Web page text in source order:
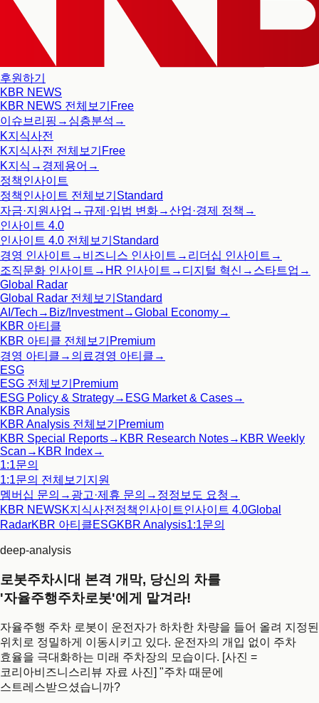
후원하기
KBR NEWS
KBR NEWS 전체보기 Free
이슈브리핑 → 심층분석 →
K지식사전
K지식사전 전체보기 Free
K지식 → 경제용어 →
정책인사이트
정책인사이트 전체보기 Standard
자금·지원사업 → 규제·입법 변화→산업·경제 정책 →
인사이트 4.0
인사이트 4.0 전체보기 Standard
경영 인사이트 → 비즈니스 인사이트 → 리더십 인사이트 →
조직문화 인사이트 → HR 인사이트 → 디지털 혁신 → 스타트업 →
Global Radar
Global Radar 전체보기 Standard
AI/Tech → Biz/Investment→Global Economy→
KBR 아티클
KBR 아티클 전체보기 Premium
경영 아티클 → 의료경영 아티클 →
ESG
ESG 전체보기 Premium
ESG Policy & Strategy→ ESG Market & Cases→
KBR Analysis
KBR Analysis 전체보기 Premium
KBR Special Reports→ KBR Research Notes→ KBR Weekly
Scan → KBR Index→
1:1문의
1:1문의 전체보기 지원
멤버십 문의 → 광고·제휴 문의 → 정정보도 요청 →
KBR NEWSK지식사전 정책인사이트인사이트 4.0Global
RadarKBR 아티클ESGKBR Analysis1:1문의
deep-analysis
로봇주차시대 본격 개막, 당신의 차를
'자율주행주차로봇'에게 맡겨라!
자율주행 주차 로봇이 운전자가 하차한 차량을 들어 올려 지정된
위치로 정밀하게 이동시키고 있다. 운전자의 개입 없이 주차
효율을 극대화하는 미래 주차장의 모습이다. [사진 =
코리아비즈니스리뷰 자료 사진] "주차 때문에
스트레스받으셨습니까?